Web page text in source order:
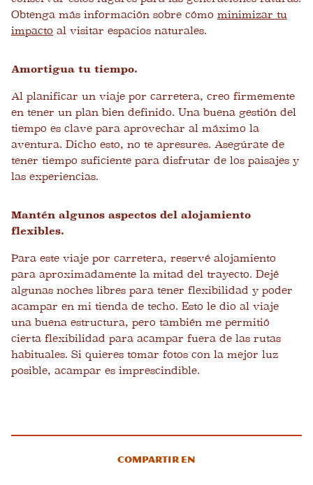
Obtenga más información sobre cómo minimizar tu
impacto al visitar espacios naturales.
Amortigua tu tiempo.
Al planificar un viaje por carretera, creo firmemente
en tener un plan bien definido. Una buena gestión del
tiempo es clave para aprovechar al máximo la
aventura. Dicho esto, no te apresures. Asegúrate de
tener tiempo suficiente para disfrutar de los paisajes y
las experiencias.
Mantén algunos aspectos del alojamiento
flexibles.
Para este viaje por carretera, reservé alojamiento
para aproximadamente la mitad del trayecto. Dejé
algunas noches libres para tener flexibilidad y poder
acampar en mi tienda de techo. Esto le dio al viaje
una buena estructura, pero también me permitió
cierta flexibilidad para acampar fuera de las rutas
habituales. Si quieres tomar fotos con la mejor luz
posible, acampar es imprescindible.
Compartir en